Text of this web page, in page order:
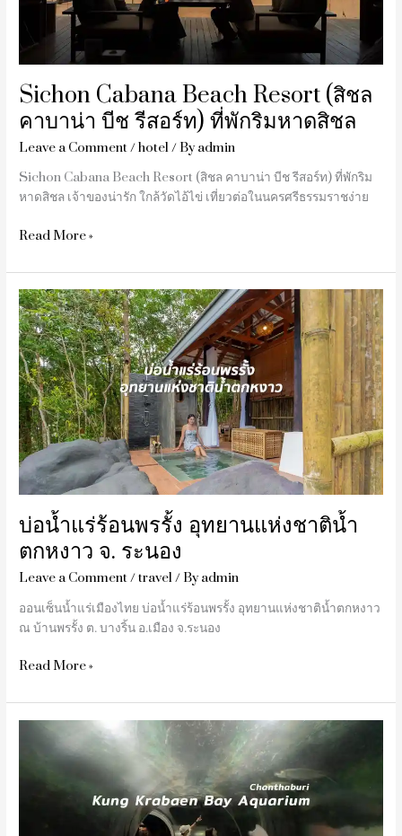
Sichon Cabana Beach Resort (สิชล
คาบาน่า บีช รีสอร์ท) ที่พักริมหาดสิชล
Leave a Comment/hotel/ Byadmin
Sichon Cabana Beach Resort (สิชล คาบาน่า บีช รีสอร์ท) ที่พักริม
หาดสิชล เจ้าของน่ารัก ใกล้วัดไอ้ไข่ เที่ยวต่อในนครศรีธรรมราชง่าย
รีสอร์ท)
ที่พัก
ริม
หาด
สิชล
Read More »
บ่อน้ำแร่ร้อนพรรั้ง อุทยานแห่งชาติน้ำ
ตกหงาว จ. ระนอง
Leave a Comment/travel/ Byadmin
ออนเซ็นน้ำแร่เมืองไทย บ่อน้ำแร่ร้อนพรรั้ง อุทยานแห่งชาติน้ำตกหงาว
ณ บ้านพรรั้ง ต. บางริ้น อ.เมือง จ.ระนอง
บ่อน้ำ
แร่
ร้อน
พร
รั้ง
อุทยาน
แห่ง
ชาติ
น้ำ
ตก
หงาว
ระนอง
Read More »
เรียม
จันทบุรี